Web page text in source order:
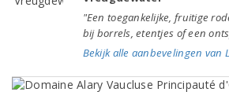
"Een toegankelijke, fruitige
bij borrels, etentjes of een
Bekijk alle aanbevelingen van